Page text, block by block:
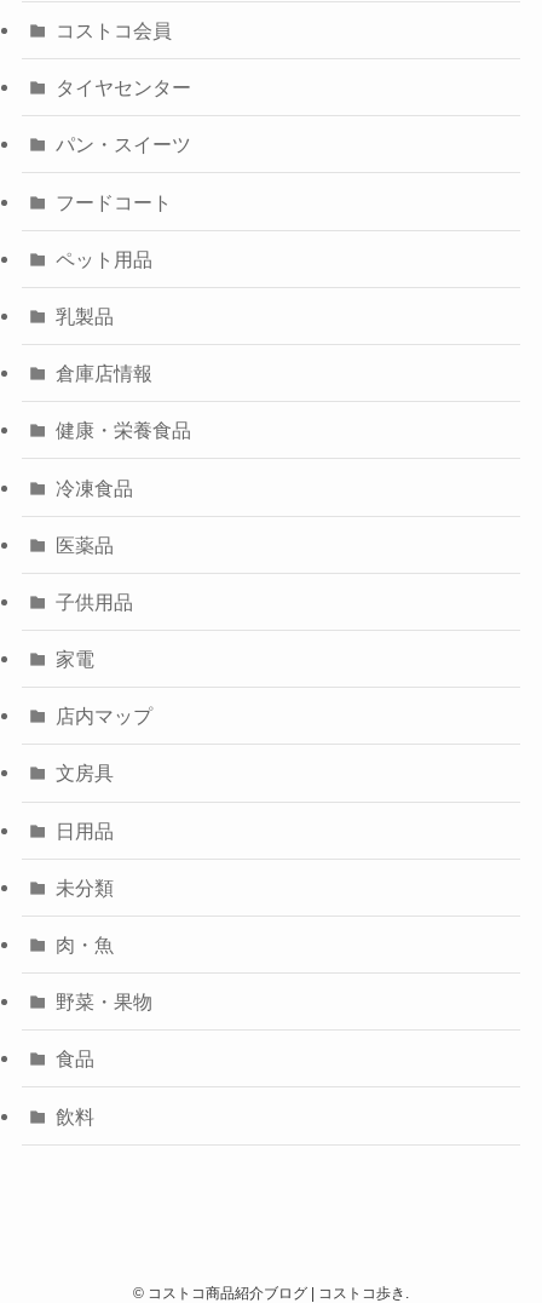
コストコ会員
タイヤセンター
パン・スイーツ
フードコート
ペット用品
乳製品
倉庫店情報
健康・栄養食品
冷凍食品
医薬品
子供用品
家電
店内マップ
文房具
日用品
未分類
肉・魚
野菜・果物
食品
飲料
© コストコ商品紹介ブログ | コストコ歩き.